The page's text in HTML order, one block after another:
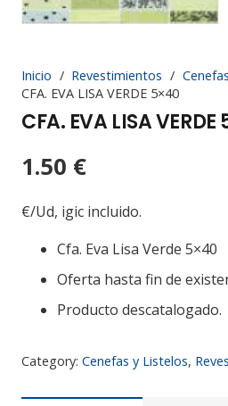
Inicio / Revestimientos /
CFA. EVA LISA VERDE 5×40
CFA. EVA LISA
1.50 €
€/Ud, igic incluido.
Cfa. Eva Lisa Verde 5×40
Oferta hasta fin de
Producto descatalogado.
Category: Cenefas y Listelos,